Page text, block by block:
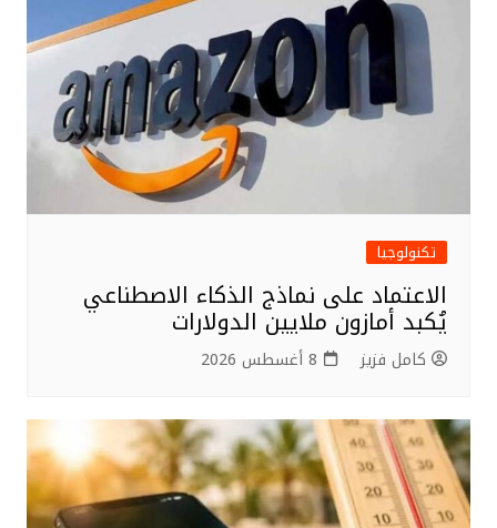
تكنولوجيا
الاعتماد على نماذج الذكاء الاصطناعي
يُكبد أمازون ملايين الدولارات
كامل فزيز 8 أغسطس 2026